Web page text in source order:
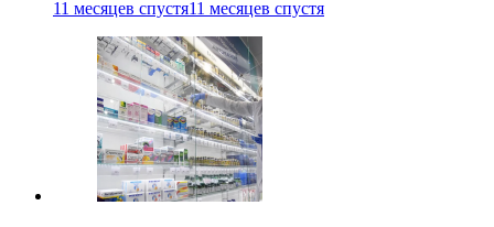
11 месяцев спустя11 месяцев спустя